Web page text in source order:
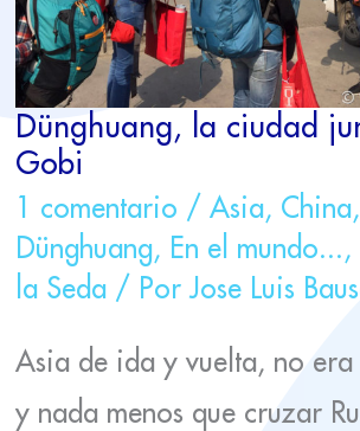
Dünghuang, la ciudad
Gobi
1 comentario / Asia, China,
Dünghuang, En el mundo...,
la Seda/ PorJose Luis
Asia de ida y vuelta, no era
y nada menos que cruzar